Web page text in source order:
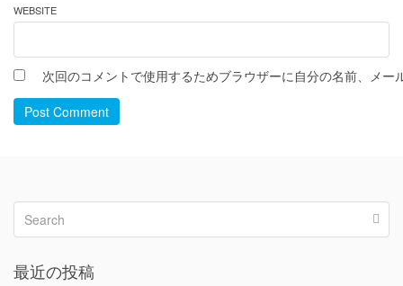
WEBSITE
次回のコメントで使用するためブラウザーに自分の名前、メー
Post Comment
最近の投稿